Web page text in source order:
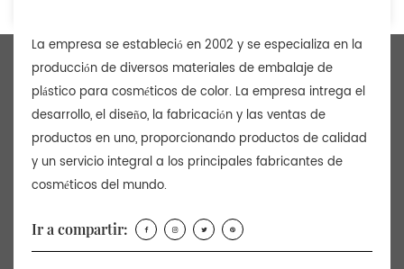
La empresa se estableció en 2002 y se especializa en la
producción de diversos materiales de embalaje de
plástico para cosméticos de color. La empresa intrega el
desarrollo, el diseño, la fabricación y las ventas de
productos en uno, proporcionando productos de calidad
y un servicio integral a los principales fabricantes de
cosméticos del mundo.
Ir a compartir: